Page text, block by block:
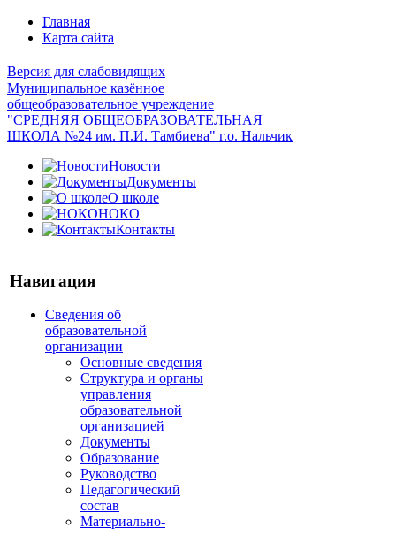
Главная
Карта сайта
Версия для слабовидящих
Муниципальное казённое
общеобразовательное учреждение
"СРЕДНЯЯ ОБЩЕОБРАЗОВАТЕЛЬНАЯ
ШКОЛА №24 им. П.И. Тамбиева" г.о. Нальчик
Новости
Документы
О школе
НОКО
Контакты
Навигация
Сведения об
образовательной
организации
Основные сведения
Структура и органы
управления
образовательной
организацией
Документы
Образование
Руководство
Педагогический
состав
Материально-